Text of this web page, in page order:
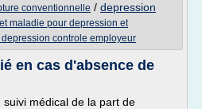
conventionnelle / depression
maladie pour depression et
controle employeur
en cas d'absence de
médical de la part de